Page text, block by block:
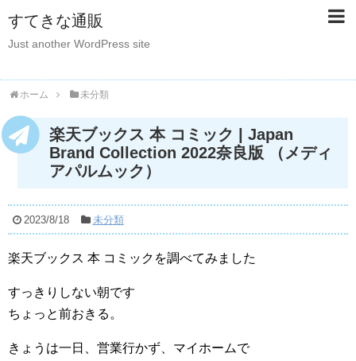
すてきな通販
Just another WordPress site
ホーム 未分類
楽天ブックス 本 コミック | Japan
Brand Collection 2022奈良版 （メディ
アパルムック）
2023/8/18 未分類
楽天ブックス 本 コミックを調べてみました
すっきりしない朝です
ちょっと前おきる。
きょうは一日、営業行かず、マイホームで